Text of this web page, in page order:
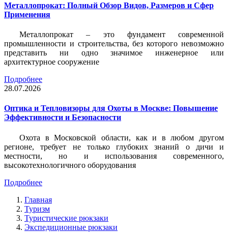
Металлопрокат: Полный Обзор Видов, Размеров и Сфер
Применения
Металлопрокат – это фундамент современной
промышленности и строительства, без которого невозможно
представить ни одно значимое инженерное или
архитектурное сооружение
Подробнее
28.07.2026
Оптика и Тепловизоры для Охоты в Москве: Повышение
Эффективности и Безопасности
Охота в Московской области, как и в любом другом
регионе, требует не только глубоких знаний о дичи и
местности, но и использования современного,
высокотехнологичного оборудования
Подробнее
Главная
Туризм
Туристические рюкзаки
Экспедиционные рюкзаки